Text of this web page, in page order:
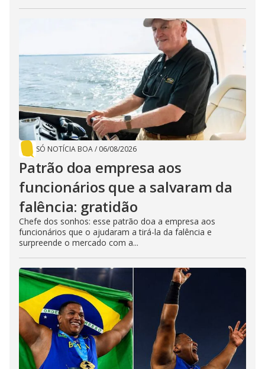
SÓ NOTÍCIA BOA/ 06/08/2026
Patrão doa empresa aos
funcionários que a salvaram da
falência: gratidão
Chefe dos sonhos: esse patrão doa a empresa aos
funcionários que o ajudaram a tirá-la da falência e
surpreende o mercado com a...